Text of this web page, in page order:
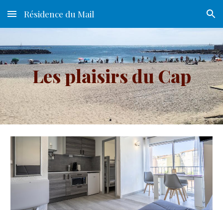
Skip to main content Skip to navigation
Résidence du Mail
Les plaisirs du Cap